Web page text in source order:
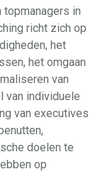
topmanagers in
richt zich op
het
het omgaan
van
van individuele
van executives
doelen te
op